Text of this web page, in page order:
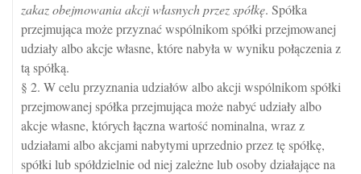
zakaz obejmowania akcji własnych przez spółkę. Spółka
przejmująca może przyznać wspólnikom spółki przejmowanej
udziały albo akcje własne, które nabyła w wyniku połączenia z
tą spółką.
§ 2. W celu przyznania udziałów albo akcji wspólnikom spółki
przejmowanej spółka przejmująca może nabyć udziały albo
akcje własne, których łączna wartość nominalna, wraz z
udziałami albo akcjami nabytymi uprzednio przez tę spółkę,
spółki lub spółdzielnie od niej zależne lub osoby działające na